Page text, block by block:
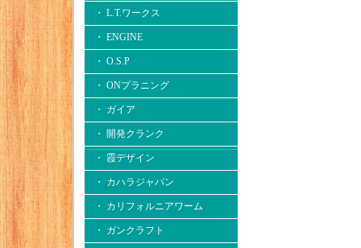
・ L.T.ワークス
・ ENGINE
・ O.S.P
・ ONプラニング
・ ガイア
・ 開発クランク
・ 霞デザイン
・ カハラジャパン
・ カリフォルニアワーム
・ ガンクラフト